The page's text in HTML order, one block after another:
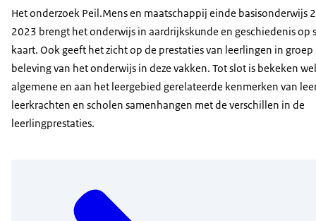
Het onderzoek Peil.Mens en maatschappij einde basisonderwijs
2023 brengt het onderwijs in aardrijkskunde en geschiedenis op
kaart. Ook geeft het zicht op de prestaties van leerlingen in groep
beleving van het onderwijs in deze vakken. Tot slot is bekeken
algemene en aan het leergebied gerelateerde kenmerken van
leerkrachten en scholen samenhangen met de verschillen in de
leerlingprestaties.